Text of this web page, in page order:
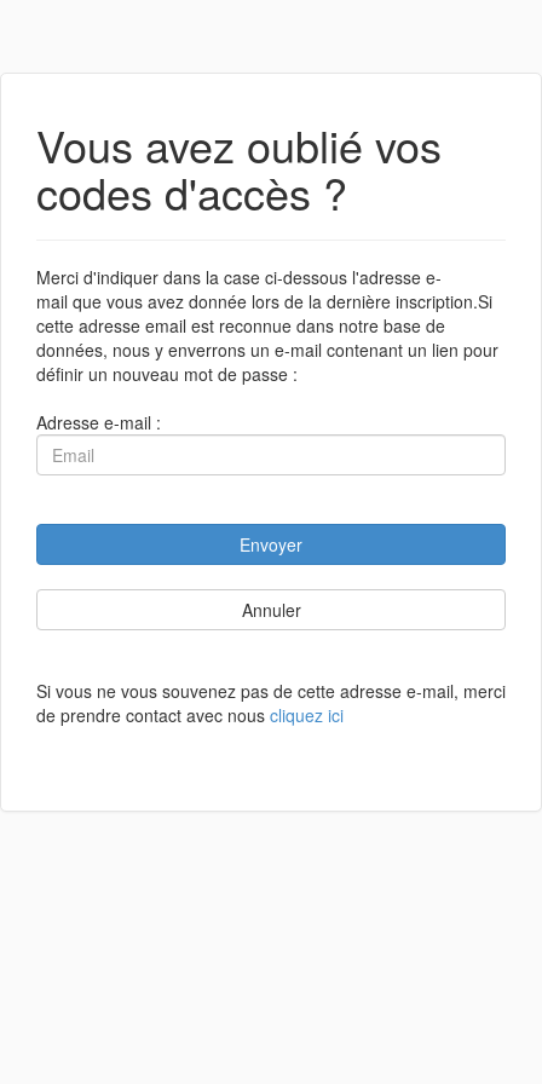
Vous avez oublié vos
codes d'accès ?
Merci d'indiquer dans la case ci-dessous l'adresse e-
mail que vous avez donnée lors de la dernière inscription.Si
cette adresse email est reconnue dans notre base de
données, nous y enverrons un e-mail contenant un lien pour
définir un nouveau mot de passe :
Adresse e-mail :
Envoyer
Annuler
Si vous ne vous souvenez pas de cette adresse e-mail, merci
de prendre contact avec nous cliquez ici